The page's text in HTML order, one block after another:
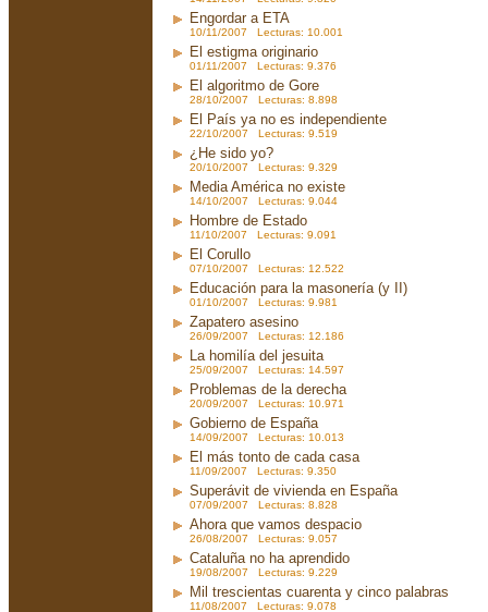
Engordar a ETA
10/11/2007 Lecturas: 10.001
El estigma originario
01/11/2007 Lecturas: 9.376
El algoritmo de Gore
28/10/2007 Lecturas: 8.898
El País ya no es independiente
22/10/2007 Lecturas: 9.519
¿He sido yo?
20/10/2007 Lecturas: 9.329
Media América no existe
14/10/2007 Lecturas: 9.044
Hombre de Estado
11/10/2007 Lecturas: 9.091
El Corullo
07/10/2007 Lecturas: 12.522
Educación para la masonería (y II)
01/10/2007 Lecturas: 9.981
Zapatero asesino
26/09/2007 Lecturas: 12.186
La homilía del jesuita
25/09/2007 Lecturas: 14.597
Problemas de la derecha
20/09/2007 Lecturas: 10.971
Gobierno de España
14/09/2007 Lecturas: 10.013
El más tonto de cada casa
11/09/2007 Lecturas: 9.350
Superávit de vivienda en España
07/09/2007 Lecturas: 8.828
Ahora que vamos despacio
26/08/2007 Lecturas: 9.057
Cataluña no ha aprendido
19/08/2007 Lecturas: 9.229
Mil trescientas cuarenta y cinco palabras
11/08/2007 Lecturas: 9.078